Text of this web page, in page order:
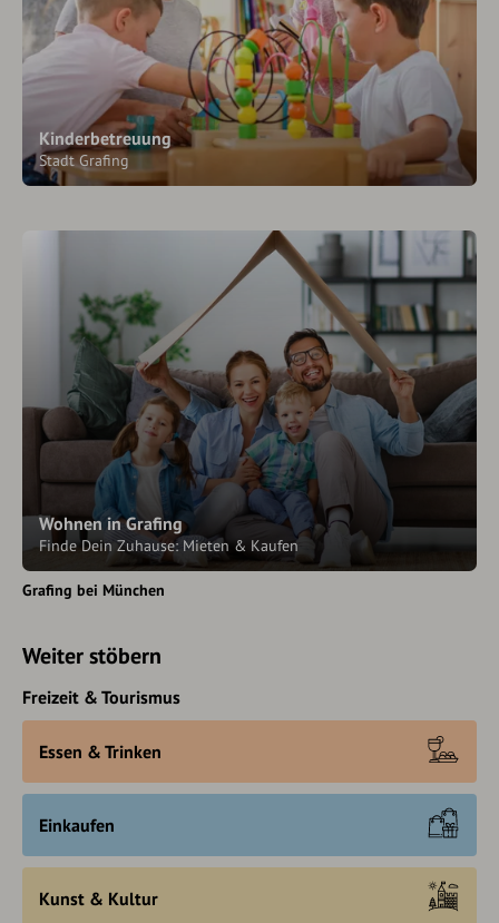
Kinderbetreuung
Stadt Grafing
Wohnen in Grafing
Finde Dein Zuhause: Mieten & Kaufen
Grafing bei München
Weiter stöbern
Freizeit & Tourismus
Essen & Trinken
Einkaufen
Kunst & Kultur